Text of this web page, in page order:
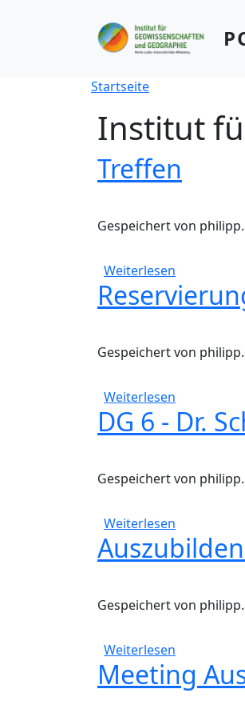
Startseite
Institut
Treffen
Gespeichert von
Weiterlesen
Gespeichert von
Weiterlesen
DG 6 - Dr.
Gespeichert von
Weiterlesen
Gespeichert von
Weiterlesen
Meeting